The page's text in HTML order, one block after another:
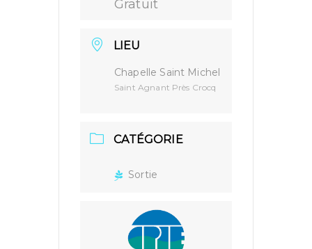
Gratuit
LIEU
Chapelle Saint Michel
Saint Agnant Près Crocq
CATÉGORIE
Sortie